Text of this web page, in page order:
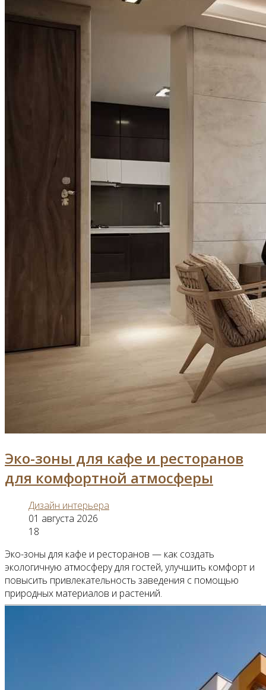
Эко-зоны для кафе и ресторанов
для комфортной атмосферы
Дизайн интерьера
01 августа 2026
18
Эко-зоны для кафе и ресторанов — как создать
экологичную атмосферу для гостей, улучшить комфорт и
повысить привлекательность заведения с помощью
природных материалов и растений.